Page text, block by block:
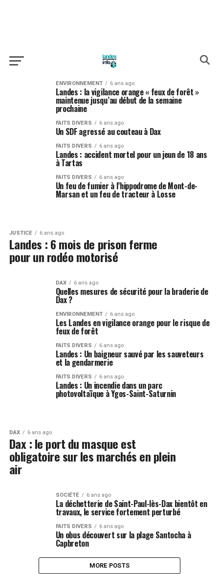
ENVIRONNEMENT 6 ans ago
Landes : la vigilance orange « feux de forêt »
maintenue jusqu’au début de la semaine
prochaine
FAITS DIVERS 6 ans ago
Un SDF agressé au couteau à Dax
FAITS DIVERS 6 ans ago
Landes : accident mortel pour un jeun de 18 ans
à Tartas
FAITS DIVERS 6 ans ago
Un feu de fumier à l’hippodrome de Mont-de-
Marsan et un feu de tracteur à Losse
JUSTICE 6 ans ago
Landes : 6 mois de prison ferme
pour un rodéo motorisé
DAX 6 ans ago
Quelles mesures de sécurité pour la braderie de
Dax ?
ENVIRONNEMENT 6 ans ago
Les Landes en vigilance orange pour le risque de
feux de forêt
FAITS DIVERS 6 ans ago
Landes : Un baigneur sauvé par les sauveteurs
et la gendarmerie
FAITS DIVERS 6 ans ago
Landes : Un incendie dans un parc
photovoltaïque à Ygos-Saint-Saturnin
DAX 6 ans ago
Dax : le port du masque est
obligatoire sur les marchés en plein
air
SOCIÉTÉ 6 ans ago
La déchetterie de Saint-Paul-lès-Dax bientôt en
travaux, le service fortement perturbé
FAITS DIVERS 6 ans ago
Un obus découvert sur la plage Santocha à
Capbreton
MORE POSTS